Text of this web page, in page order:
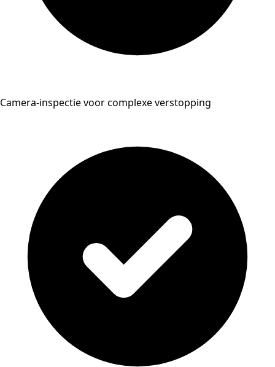
Camera-inspectie voor complexe verstopping